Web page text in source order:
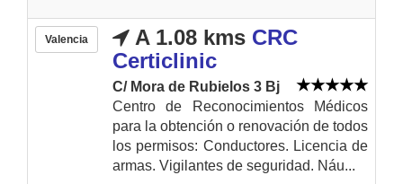
Valencia A 1.08 kms CRC
Certiclinic
C/ Mora de Rubielos 3 Bj
Centro de Reconocimientos Médicos
para la obtención o renovación de todos
los permisos: Conductores. Licencia de
armas. Vigilantes de seguridad. Náu...